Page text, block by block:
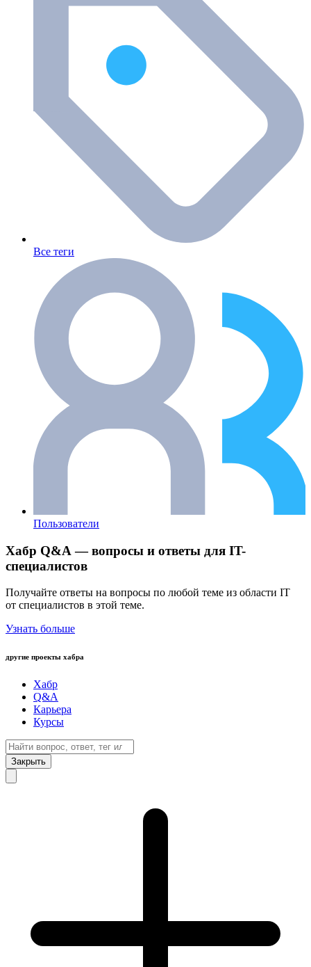
Все теги
Пользователи
Хабр Q&A — вопросы и ответы для IT-
специалистов
Получайте ответы на вопросы по любой теме из области IT
от специалистов в этой теме.
Узнать больше
другие проекты хабра
Хабр
Q&A
Карьера
Курсы
Закрыть